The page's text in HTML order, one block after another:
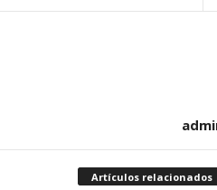
Artículos relacionados